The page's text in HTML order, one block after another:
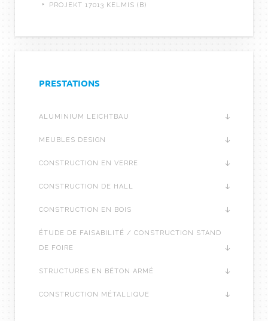
PROJEKT 17013 KELMIS (B)
PRESTATIONS
ALUMINIUM LEICHTBAU
MEUBLES DESIGN
CONSTRUCTION EN VERRE
CONSTRUCTION DE HALL
CONSTRUCTION EN BOIS
ÉTUDE DE FAISABILITÉ / CONSTRUCTION STAND
DE FOIRE
STRUCTURES EN BÉTON ARMÉ
CONSTRUCTION MÉTALLIQUE